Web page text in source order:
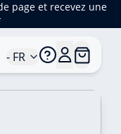
page et recevez une
- FR